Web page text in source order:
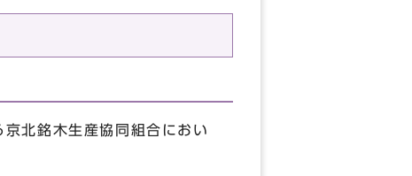
北銘木生産協同組合におい